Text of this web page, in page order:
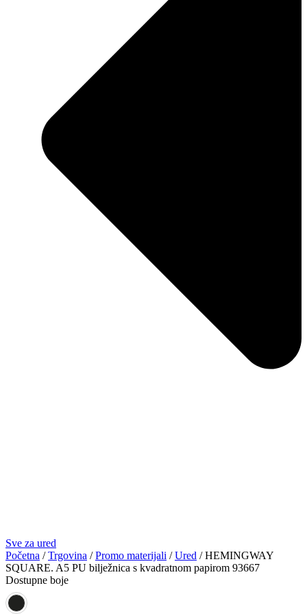
Sve za ured
Početna /Trgovina /Promo materijali /Ured / HEMINGWAY
SQUARE. A5 PU bilježnica s kvadratnom papirom 93667
Dostupne boje